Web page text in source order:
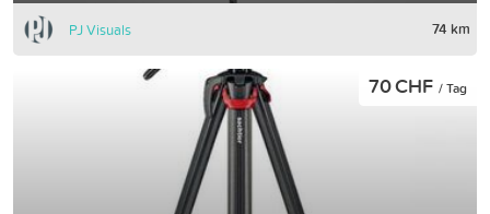
PJ Visuals 74 km
70 CHF / Tag